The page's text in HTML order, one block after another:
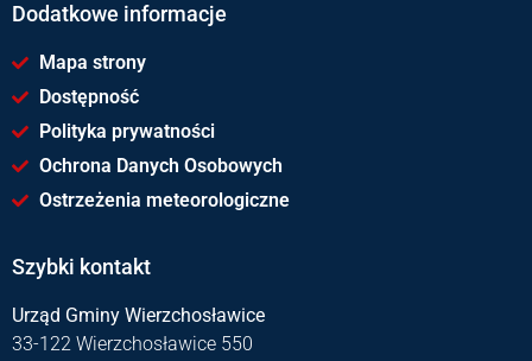
Dodatkowe informacje
Mapa strony
Dostępność
Polityka prywatności
Ochrona Danych Osobowych
Ostrzeżenia meteorologiczne
Szybki kontakt
Urząd Gminy Wierzchosławice
33-122 Wierzchosławice 550